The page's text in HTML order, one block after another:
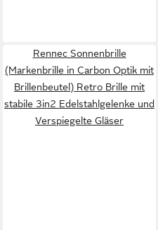
Rennec Sonnenbrille
(Markenbrille in Carbon Optik mit
Brillenbeutel) Retro Brille mit
stabile 3in2 Edelstahlgelenke und
Verspiegelte Gläser